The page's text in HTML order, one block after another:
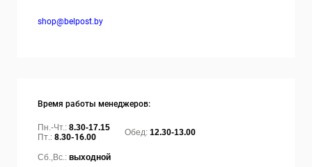
shop@belpost.by
Время работы менеджеров:
Пн.-Чт.: 8.30-17.15
Пт.: 8.30-16.00 Обед: 12.30-13.00
Сб.,Вс.: выходной